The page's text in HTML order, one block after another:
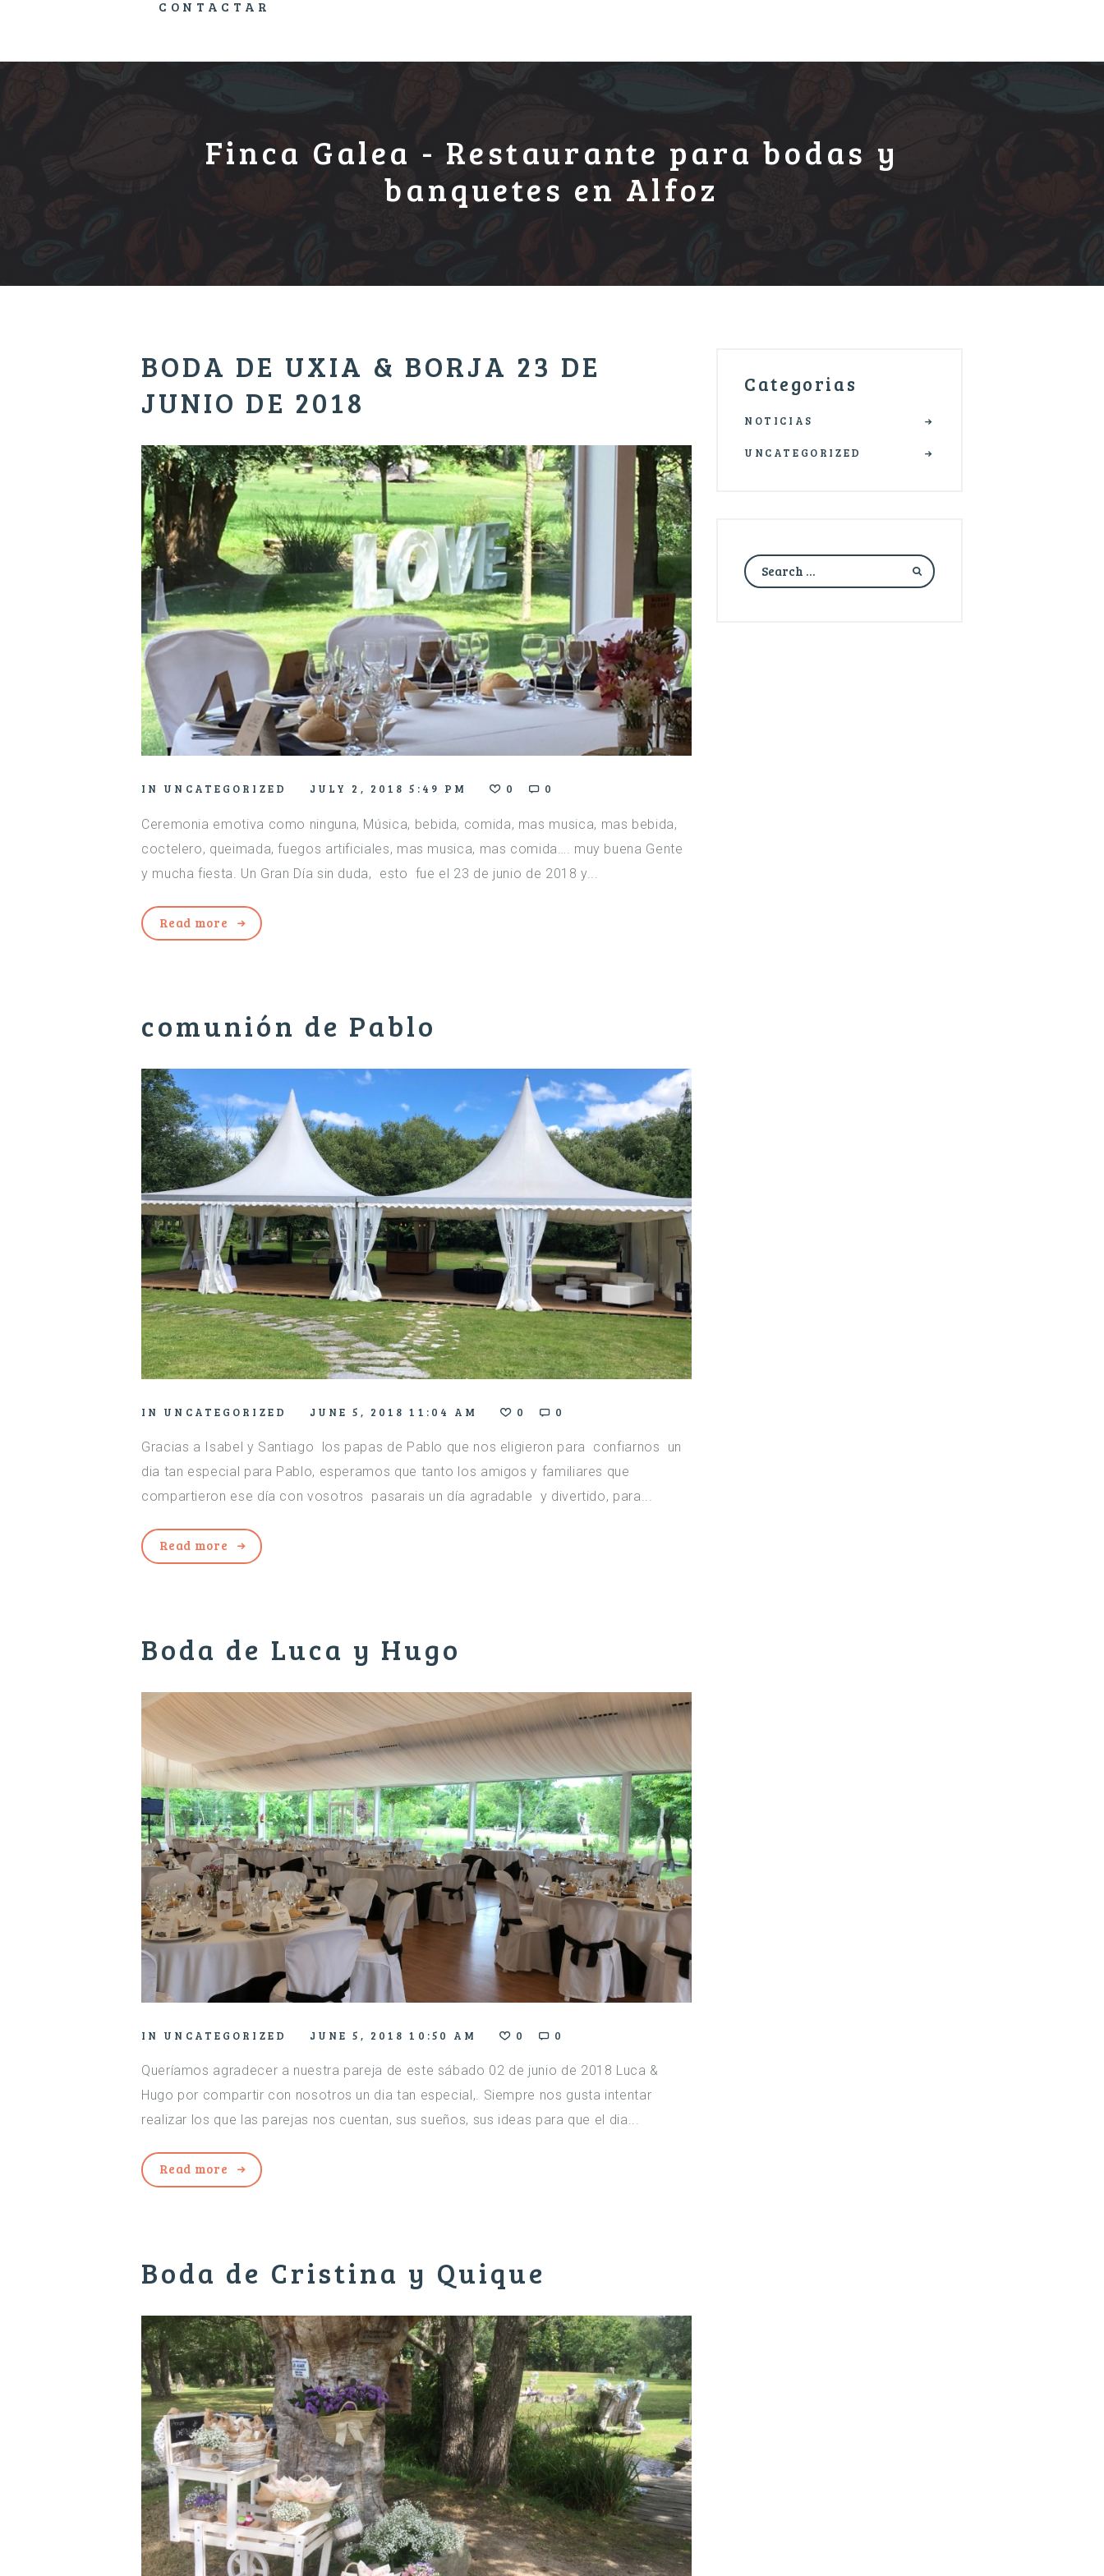
CONTACTAR
Finca Galea - Restaurante para bodas y
banquetes en Alfoz
BODA DE UXIA & BORJA 23 DE
JUNIO DE 2018
IN UNCATEGORIZED JULY 2, 2018 5:49 PM 0 0
Ceremonia emotiva como ninguna, Música, bebida, comida, mas musica, mas bebida,
coctelero, queimada, fuegos artificiales, mas musica, mas comida…. muy buena Gente
y mucha fiesta. Un Gran Día sin duda, esto fue el 23 de junio de 2018 y...
Read more
comunión de Pablo
IN UNCATEGORIZED JUNE 5, 2018 11:04 AM 0 0
Gracias a Isabel y Santiago los papas de Pablo que nos eligieron para confiarnos un
dia tan especial para Pablo, esperamos que tanto los amigos y familiares que
compartieron ese día con vosotros pasarais un día agradable y divertido, para...
Read more
Boda de Luca y Hugo
IN UNCATEGORIZED JUNE 5, 2018 10:50 AM 0 0
Queríamos agradecer a nuestra pareja de este sábado 02 de junio de 2018 Luca &
Hugo por compartir con nosotros un dia tan especial,. Siempre nos gusta intentar
realizar los que las parejas nos cuentan, sus sueños, sus ideas para que el dia...
Read more
Boda de Cristina y Quique
Categorias
NOTICIAS
UNCATEGORIZED